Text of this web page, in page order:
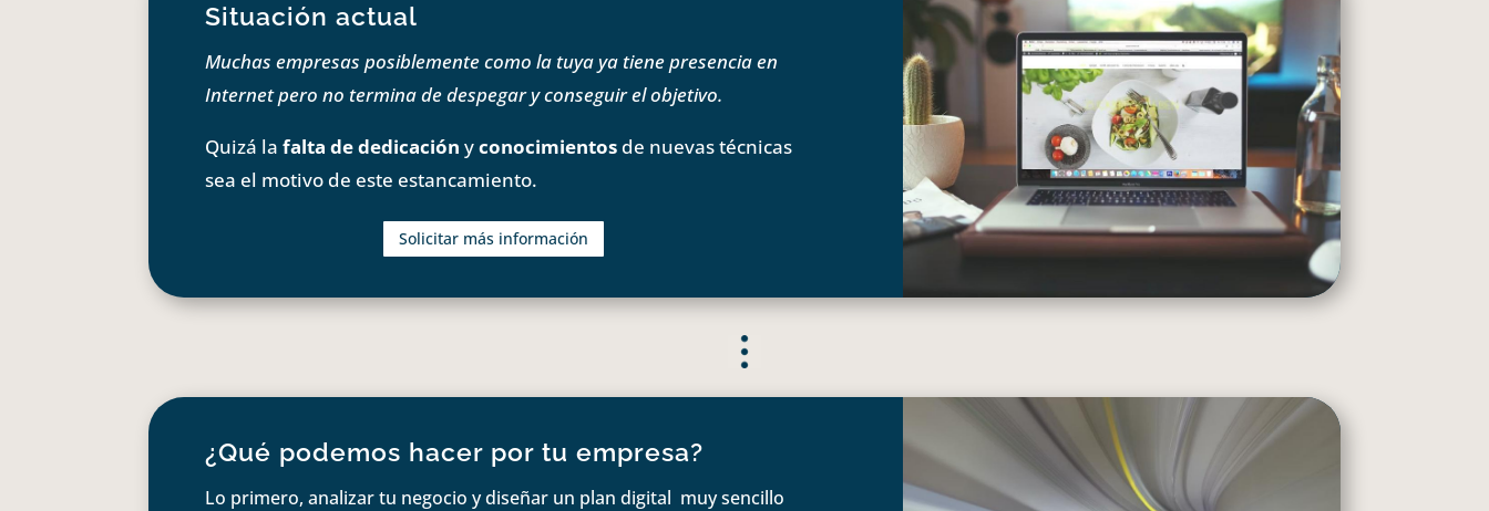
Situación actual
Muchas empresas posiblemente como la tuya ya tiene presencia en
Internet pero no termina de despegar y conseguir el objetivo.
Quizá lafalta de dedicación yconocimientos de nuevas técnicas
sea el motivo de este estancamiento.
Solicitar más información
¿Qué podemos hacer por tu empresa?
Lo primero, analizar tu negocio y diseñar un plan digital muy sencillo